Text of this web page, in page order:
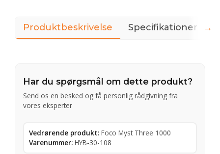
Produktbeskrivelse Specifikationer
Har du spørgsmål om dette produkt?
Send os en besked og få personlig rådgivning fra
vores eksperter
Vedrørende produkt: Foco Myst Three 1000
Varenummer: HYB-30-108
→